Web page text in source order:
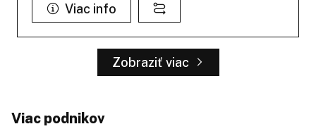
Viac info
Zobraziť viac
Viac podnikov